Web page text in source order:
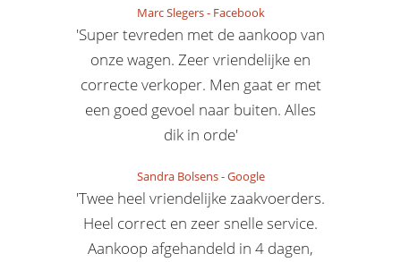
Marc Slegers- Facebook
'Super tevreden met de aankoop van
onze wagen. Zeer vriendelijke en
correcte verkoper. Men gaat er met
een goed gevoel naar buiten. Alles
dik in orde'
Sandra Bolsens-Google
'Twee heel vriendelijke zaakvoerders.
Heel correct en zeer snelle service.
Aankoop afgehandeld in 4 dagen,